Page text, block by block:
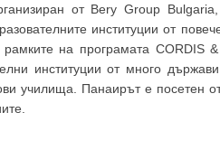
от Bery Group
институции от
рамките на програмата
институции от много
училища. Панаирът е посетен